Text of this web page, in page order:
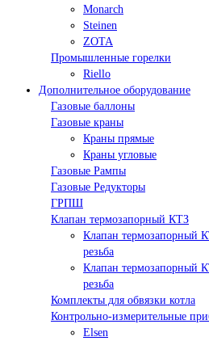
Monarch
Steinen
ZOTA
Промышленные горелки
Riello
Дополнительное оборудование
Газовые баллоны
Газовые краны
Краны прямые
Краны угловые
Газовые Рампы
Газовые Редукторы
ГРПШ
Клапан термозапорный КТЗ
Клапан термозапорный
резьба
Клапан термозапорный
резьба
Комплекты для обвязки котла
Контрольно-измерительные
Elsen